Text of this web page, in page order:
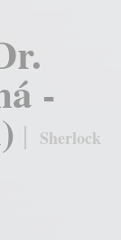
-
Sherlock